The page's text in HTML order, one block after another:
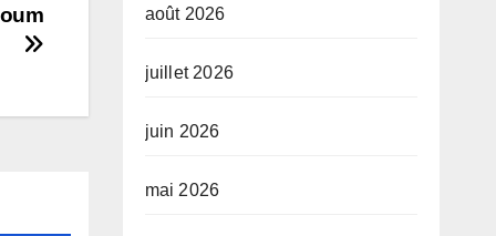
août 2026
juillet 2026
juin 2026
mai 2026